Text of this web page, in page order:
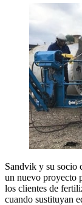
Sandvik y su socio
un nuevo proyecto
los clientes de
cuando sustituyan